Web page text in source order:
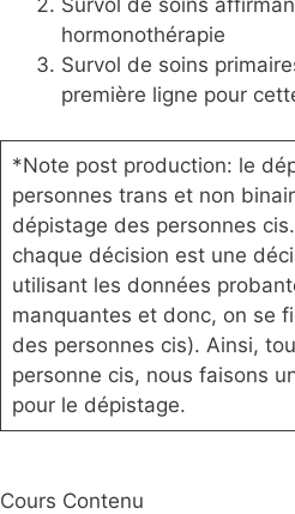
hormonothérapie
Survol de soins
première ligne pour
*Note post production: le
personnes trans et non
dépistage des personnes
chaque décision est une
utilisant les données
manquantes et donc, on se
des personnes cis). Ainsi,
personne cis, nous faisons
pour le dépistage.
Cours Contenu